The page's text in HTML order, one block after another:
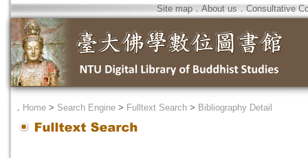
Site map．About us ． Consultative
． Home > Search Engine > Fulltext Search > Bibliography Detail